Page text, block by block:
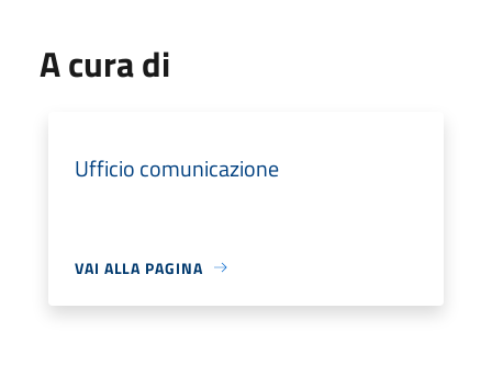
A cura di
Ufficio comunicazione
VAI ALLA PAGINA